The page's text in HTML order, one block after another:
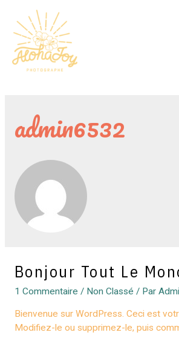
admin6532
Bonjour Tout Le
1 Commentaire / Non Classé / Par
Bienvenue sur WordPress. Ceci est
Modifiez-le ou supprimez-le, puis